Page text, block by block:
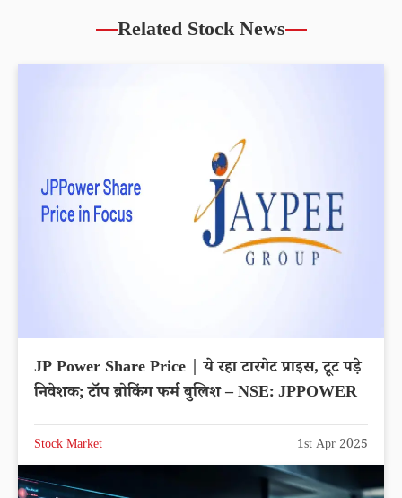
Related Stock News
JP Power Share Price | ये रहा टारगेट प्राइस, टूट पड़े
निवेशक; टॉप ब्रोकिंग फर्म बुलिश – NSE: JPPOWER
Stock Market 1st Apr 2025